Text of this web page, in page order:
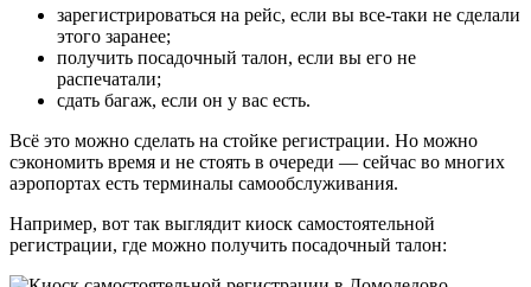
зарегистрироваться на рейс, если вы все-таки не сделали
этого заранее;
получить посадочный талон, если вы его не
распечатали;
сдать багаж, если он у вас есть.
Всё это можно сделать на стойке регистрации. Но можно
сэкономить время и не стоять в очереди — сейчас во многих
аэропортах есть терминалы самообслуживания.
Например, вот так выглядит киоск самостоятельной
регистрации, где можно получить посадочный талон: